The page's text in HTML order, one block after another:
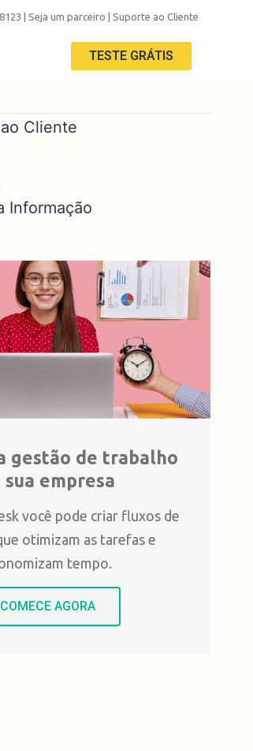
Seja um parceiro Suporte ao Cliente
TESTE GRÁTIS
Cliente
Informação
gestão de trabalho
sua empresa
você pode criar fluxos de
otimizam as tarefas e
tempo.
COMECE AGORA